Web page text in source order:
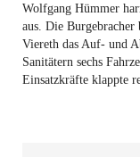
Wolfgang Hümmer
aus. Die
Viereth das Auf- und
Sanitätern sechs
Einsatzkräfte klappte